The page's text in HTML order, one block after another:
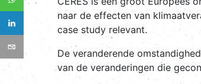
naar de effecten van
case study relevant.
De veranderende
van de veranderingen die